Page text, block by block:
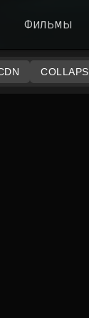
Фильмы
COLLAPS